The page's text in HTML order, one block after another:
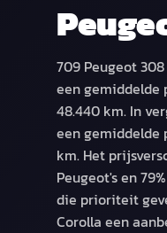
709 Peugeot
een gemiddelde
48.440 km. In
een gemiddelde
km. Het
Peugeot's en
die prioriteit
Corolla een